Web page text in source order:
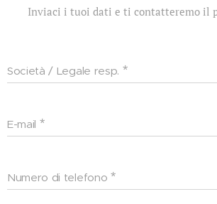
Inviaci i tuoi dati e ti contatteremo il
Società / Legale resp.
E-mail
Numero di telefono